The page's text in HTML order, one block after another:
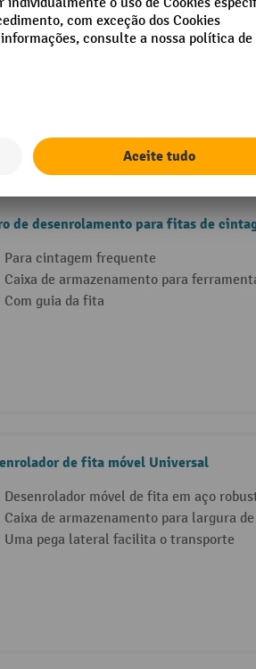
Desenrolador móvel de fita em aço
Ajustável para fitas com 13 a 19 mm de
Com caixa de armazenamento prática
de desenrolamento para fitas de
Para cintagem frequente
Caixa de armazenamento para
Com guia da fita
de fita móvel Universal
Desenrolador móvel de fita em aço
Caixa de armazenamento para largura
Uma pega lateral facilita o transporte